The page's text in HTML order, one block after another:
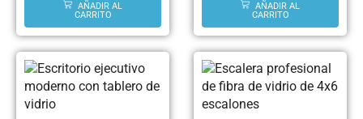
AÑADIR AL
CARRITO
AÑADIR AL
CARRITO